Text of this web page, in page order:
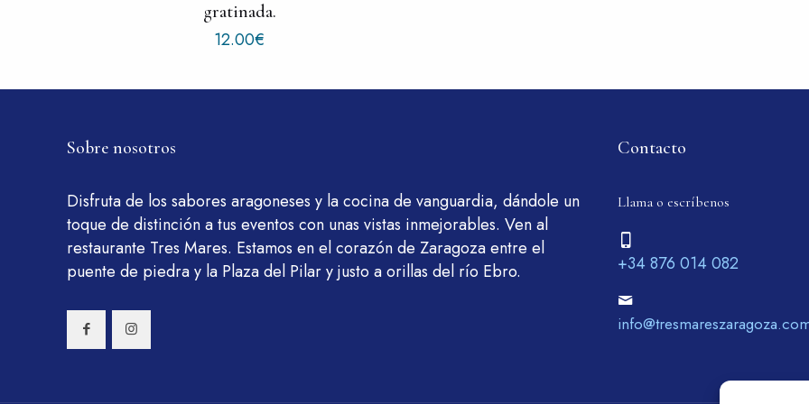
gratinada.
12.00€
Sobre nosotros
Disfruta de los sabores aragoneses y la cocina de vanguardia, dándole un
toque de distinción a tus eventos con unas vistas inmejorables. Ven al
restaurante Tres Mares. Estamos en el corazón de Zaragoza entre el
puente de piedra y la Plaza del Pilar y justo a orillas del río Ebro.
Contacto
Llama o escríbenos
+34 876 014 082